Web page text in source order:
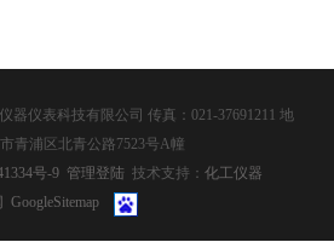
器仪表科技有限公司 传真：021-37691211 地
青浦区北青公路7523号A幢
号-9 管理登陆 技术支持： 化工仪器
GoogleSitemap